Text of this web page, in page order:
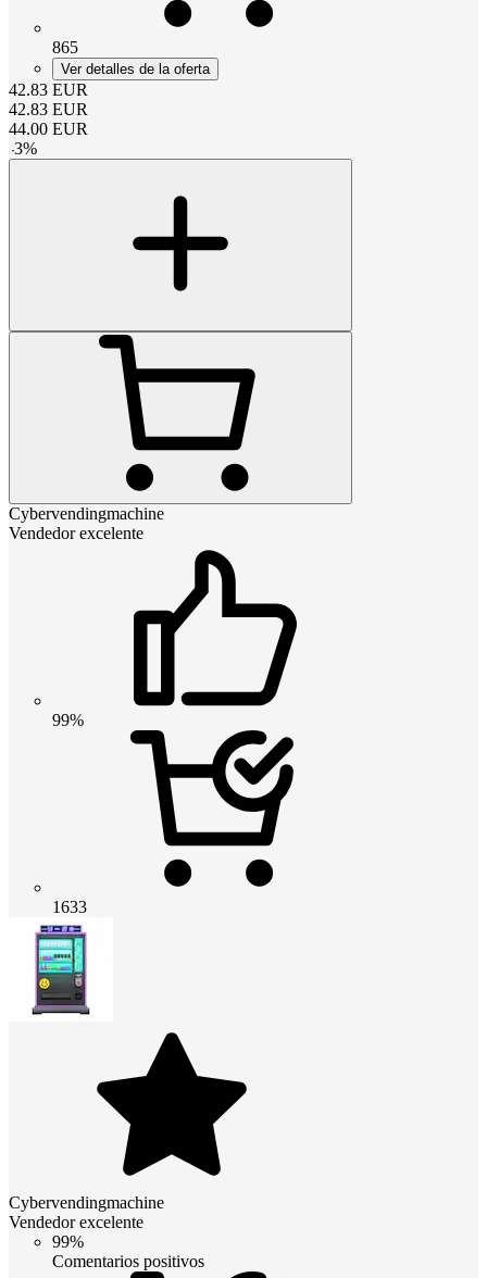
865
Ver detalles de la oferta
42.83 EUR
42.83 EUR
44.00 EUR
-3%
Cybervendingmachine
Vendedor excelente
99%
1633
Cybervendingmachine
Vendedor excelente
99%
Comentarios positivos